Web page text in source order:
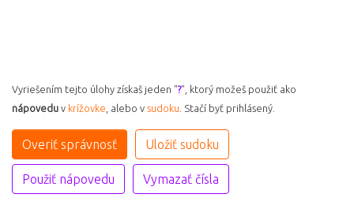
Vyriešením tejto úlohy získaš jeden "?", ktorý možeš použiť ako
nápovedu v krížovke , alebo v sudoku . Stačí byť prihlásený.